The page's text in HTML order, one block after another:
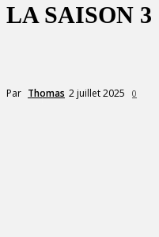
LA SAISON 3
Par Thomas 2 juillet 2025 0